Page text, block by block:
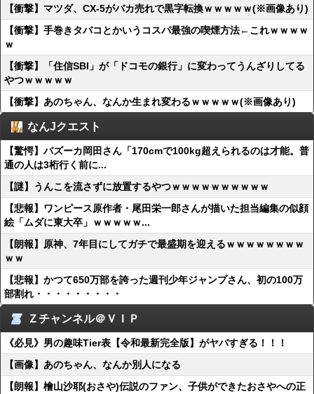
【衝撃】マツダ、CX-5がバカ売れで黒字転換ｗｗｗｗｗ(※画像あり)
【衝撃】手巻きタバコとかいうコスパ最強の喫煙方法←これｗｗｗｗ
ｗ
【衝撃】「住信SBI」が「ドコモの銀行」に変わってうんざりしてる
やつｗｗｗｗｗ
【衝撃】あのちゃん、なんか生まれ変わるｗｗｗｗｗ(※画像あり)
なんJクエスト
【驚愕】バズーカ岡田さん「170cmで100kg超えられるのは才能。普
通の人は3桁行く前に...
【謎】うんこを流さずに放置するやつｗｗｗｗｗｗｗｗｗｗ
【悲報】ワンピース原作者・尾田栄一郎さんが描いた担当編集の似顔
絵「ムダに東大卒」ｗｗｗｗｗ...
【朗報】原神、7年目にしてガチで最盛期を迎えるｗｗｗｗｗｗｗｗ
ｗｗ
【悲報】かつて650万部を誇った週刊少年ジャンプさん、初の100万
部割れ・・・・・・・・・
Ｚチャンネル＠ＶＩＰ
《必見》男の趣味Tier表【令和最新完全版】がヤバすぎる！！！
【画像】あのちゃん、なんか別人になる
【朗報】檜山沙耶(おさや)伝説のファン、子供ができたおさやへの正